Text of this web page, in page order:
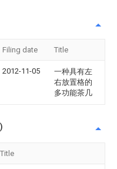
Filing date Title
2012-11-05
一种具有左
右放置格的
多功能茶几
Title